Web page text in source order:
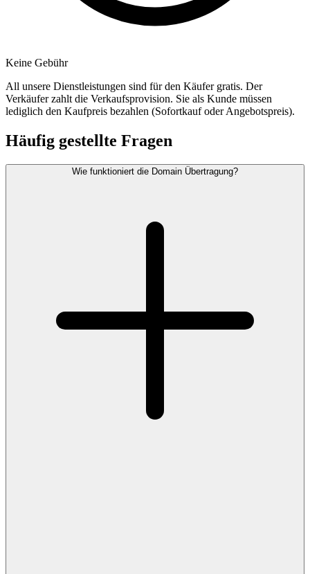
Keine Gebühr
All unsere Dienstleistungen sind für den Käufer gratis. Der
Verkäufer zahlt die Verkaufsprovision. Sie als Kunde müssen
lediglich den Kaufpreis bezahlen (Sofortkauf oder Angebotspreis).
Häufig gestellte Fragen
Wie funktioniert die Domain Übertragung?